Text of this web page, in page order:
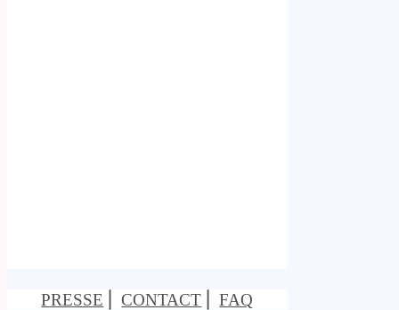
PRESSE ⎢CONTACT ⎢FAQ